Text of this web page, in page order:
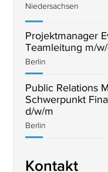
Niedersachsen
Projektmanager
Teamleitung m/
Berlin
Public Relations
Schwerpunkt
d/w/m
Berlin
Kontakt